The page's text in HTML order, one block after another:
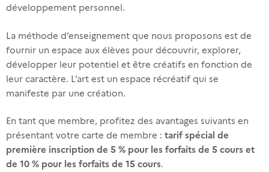
développement personnel.
La méthode d’enseignement que nous proposons est de
fournir un espace aux élèves pour découvrir, explorer,
développer leur potentiel et être créatifs en fonction de
leur caractère. L’art est un espace récréatif qui se
manifeste par une création.
En tant que membre, profitez des avantages suivants en
présentant votre carte de membre : tarif spécial de
première inscription de 5 % pour les forfaits de 5 cours et
de 10 % pour les forfaits de 15 cours.